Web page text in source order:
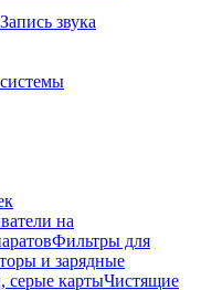
Запись звука
на
Фильтры для
и зарядные
картыЧистящие